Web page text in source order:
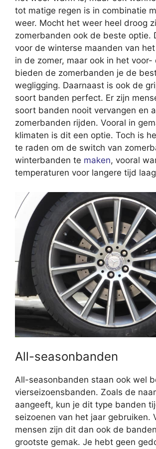
tot matige regen is in combinatie
weer. Mocht het weer heel droog
zomerbanden ook de beste optie.
voor de winterse maanden van het
in de zomer, maar ook in het voor-
bieden de zomerbanden je de
wegligging. Daarnaast is ook de
soort banden perfect. Er zijn
soort banden nooit vervangen en
zomerbanden rijden. Vooral in
klimaten is dit een optie. Toch is
te raden om de switch van
winterbanden te maken, vooral
temperaturen voor langere tijd
All-seasonbanden
All-seasonbanden staan ook wel
vierseizoensbanden. Zoals de
aangeeft, kun je dit type banden
seizoenen van het jaar gebruiken.
mensen zijn dit dan ook de
grootste gemak. Je hebt geen